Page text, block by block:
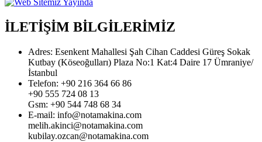
İLETİŞİM BİLGİLERİMİZ
Adres: Esenkent Mahallesi Şah Cihan Caddesi Güreş Sokak
Kutbay (Köseoğulları) Plaza No:1 Kat:4 Daire 17 Ümraniye/
İstanbul
Telefon: +90 216 364 66 86
+90 555 724 08 13
Gsm: +90 544 748 68 34
E-mail: info@notamakina.com
melih.akinci@notamakina.com
kubilay.ozcan@notamakina.com